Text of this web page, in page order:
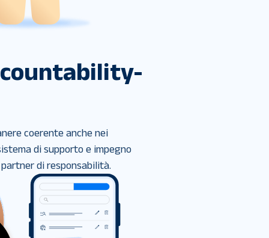
coerente anche nei
di supporto e impegno
di responsabilità.